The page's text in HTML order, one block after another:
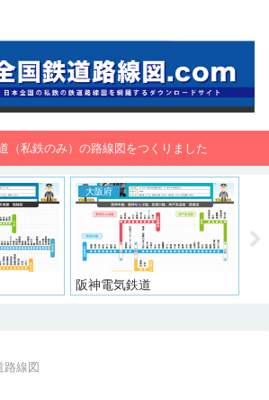
（私鉄のみ）の路線図をつくりました
大阪府
阪神電気鉄道
路線図